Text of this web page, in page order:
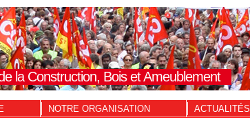
la Construction, Bois et Ameublement
NOTRE ORGANISATION ACTUALITÉS